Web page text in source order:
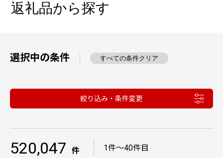
返礼品から探す
選択中の条件 すべての条件クリア
絞り込み・条件変更
520,047 件 1件〜40件目